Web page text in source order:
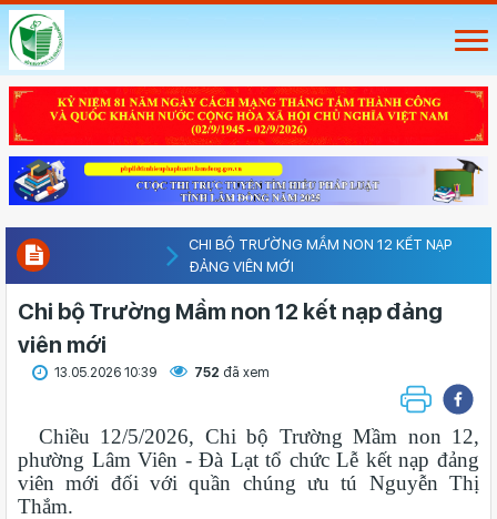
CHI BỘ TRƯỜNG MẦM NON 12 KẾT NẠP
ĐẢNG VIÊN MỚI
Chi bộ Trường Mầm non 12 kết nạp đảng
viên mới
13.05.2026 10:39 752 đã xem
Chiều 12/5/2026, Chi bộ Trường Mầm non 12,
phường Lâm Viên - Đà Lạt tổ chức Lễ kết nạp đảng
viên mới đối với quần chúng ưu tú Nguyễn Thị
Thắm.